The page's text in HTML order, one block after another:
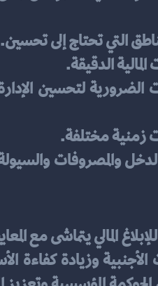
التي تحتاج إلى تحسين.
الدقيقة.
زمنية مختلفة.